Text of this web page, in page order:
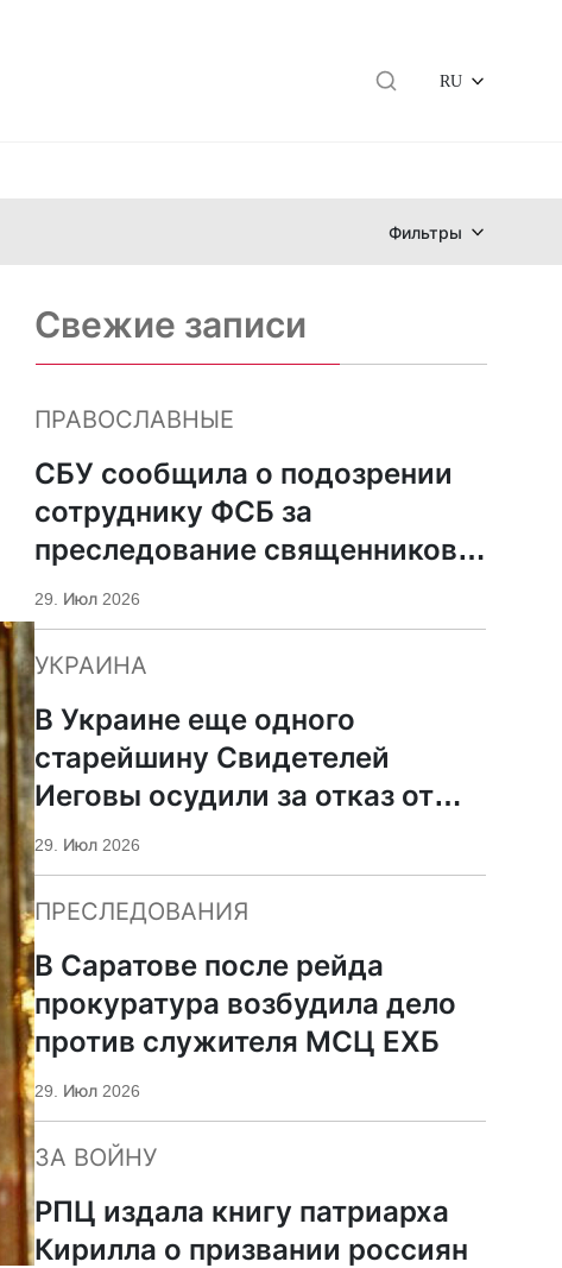
RU
Фильтры
Свежие записи
ПРАВОСЛАВНЫЕ
СБУ сообщила о подозрении
сотруднику ФСБ за
преследование священников
ПЦУ
29. Июл 2026
УКРАИНА
В Украине еще одного
старейшину Свидетелей
Иеговы осудили за отказ от
мобилизации
29. Июл 2026
ПРЕСЛЕДОВАНИЯ
В Саратове после рейда
прокуратура возбудила дело
против служителя МСЦ ЕХБ
29. Июл 2026
ЗА ВОЙНУ
РПЦ издала книгу патриарха
Кирилла о призвании россиян